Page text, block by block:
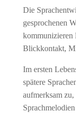
Die
gesprochenen
kommunizieren
Blickkontakt,
Im ersten
spätere
aufmerksam